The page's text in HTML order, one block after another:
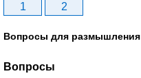
1 2
Вопросы для размышления
Вопросы